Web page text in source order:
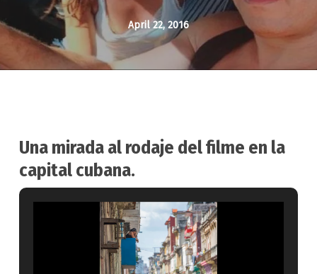
April 22, 2016
Una mirada al rodaje del filme en la
capital cubana.